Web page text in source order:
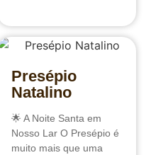
Presépio
Natalino
🌟 A Noite Santa em
Nosso Lar O Presépio é
muito mais que uma